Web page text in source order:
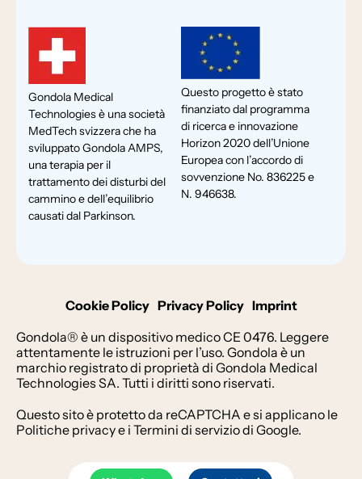
Gondola Medical
Technologies è una società
MedTech svizzera che ha
sviluppato Gondola AMPS,
una terapia per il
trattamento dei disturbi del
cammino e dell’equilibrio
causati dal Parkinson.
Questo progetto è stato
finanziato dal programma
di ricerca e innovazione
Horizon 2020 dell’Unione
Europea con l’accordo di
sovvenzione No. 836225 e
N. 946638.
Cookie Policy Privacy Policy Imprint
Gondola® è un dispositivo medico CE 0476. Leggere
attentamente le istruzioni per l’uso. Gondola è un
marchio registrato di proprietà di Gondola Medical
Technologies SA. Tutti i diritti sono riservati.
Questo sito è protetto da reCAPTCHA e si applicano le
Politiche privacye i Termini di serviziodi Google.